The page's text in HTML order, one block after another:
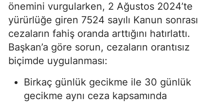
önemini vurgularken, 2 Ağustos 2024’te
yürürlüğe giren 7524 sayılı Kanun sonrası
cezaların fahiş oranda arttığını hatırlattı.
Başkan’a göre sorun, cezaların orantısız
biçimde uygulanması:
Birkaç günlük gecikme ile 30 günlük
gecikme aynı ceza kapsamında